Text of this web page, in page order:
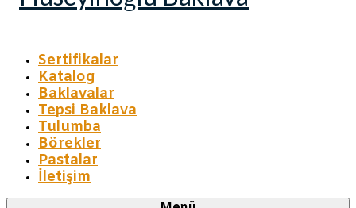
Sertifikalar
Katalog
Baklavalar
Tepsi Baklava
Tulumba
Börekler
Pastalar
İletişim